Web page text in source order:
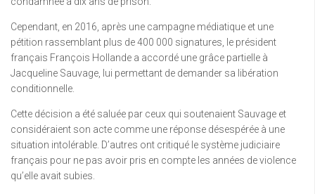
Cependant, en 2016, après une campagne médiatique et une
pétition rassemblant plus de 400 000 signatures, le président
français François Hollande a accordé une grâce partielle à
Jacqueline Sauvage, lui permettant de demander sa libération
conditionnelle.
Cette décision a été saluée par ceux qui soutenaient Sauvage et
considéraient son acte comme une réponse désespérée à une
situation intolérable. D’autres ont critiqué le système judiciaire
français pour ne pas avoir pris en compte les années de violence
qu’elle avait subies.